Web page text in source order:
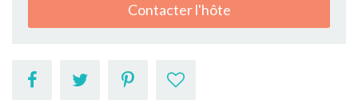
Contacter l'hôte